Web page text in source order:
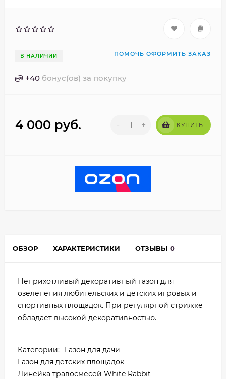
В НАЛИЧИИ ПОМОЧЬ ОФОРМИТЬ ЗАКАЗ
+40 бонус(ов) за покупку
4 000 руб. - + КУПИТЬ
ОБЗОР ХАРАКТЕРИСТИКИ ОТЗЫВЫ 0
Неприхотливый декоративный газон для
озеленения любительских и детских игровых и
спортивных площадок. При регулярной стрижке
обладает высокой декоративностью.
Категории:
Газон для дачи
Газон для детских площадок
Линейка травосмесей White Rabbit